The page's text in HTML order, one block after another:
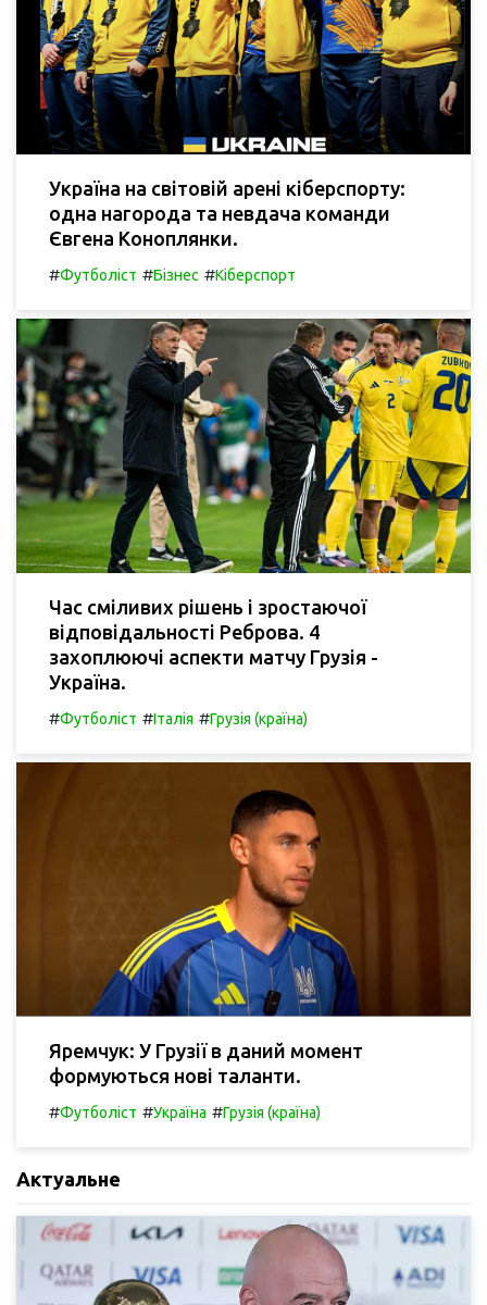
Україна на світовій арені кіберспорту:
одна нагорода та невдача команди
Євгена Коноплянки.
#Футболіст #Бізнес #Кіберспорт
Час сміливих рішень і зростаючої
відповідальності Реброва. 4
захоплюючі аспекти матчу Грузія -
Україна.
#Футболіст #Італія #Грузія (країна)
Яремчук: У Грузії в даний момент
формуються нові таланти.
#Футболіст #Україна #Грузія (країна)
Актуальне